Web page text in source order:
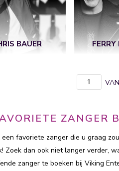
BAUER FERRY
VAN
ZANGER
favoriete zanger die u graag
Zoek dan ook niet langer verder,
zanger te boeken bij Viking